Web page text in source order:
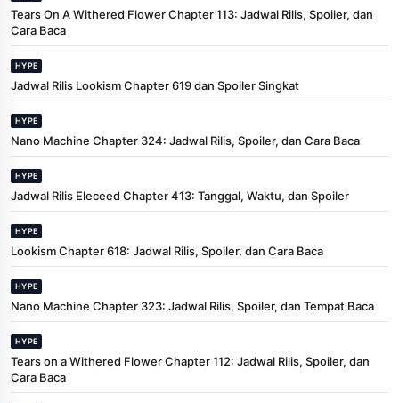
Tears On A Withered Flower Chapter 113: Jadwal Rilis, Spoiler, dan
Cara Baca
HYPE
Jadwal Rilis Lookism Chapter 619 dan Spoiler Singkat
HYPE
Nano Machine Chapter 324: Jadwal Rilis, Spoiler, dan Cara Baca
HYPE
Jadwal Rilis Eleceed Chapter 413: Tanggal, Waktu, dan Spoiler
HYPE
Lookism Chapter 618: Jadwal Rilis, Spoiler, dan Cara Baca
HYPE
Nano Machine Chapter 323: Jadwal Rilis, Spoiler, dan Tempat Baca
HYPE
Tears on a Withered Flower Chapter 112: Jadwal Rilis, Spoiler, dan
Cara Baca